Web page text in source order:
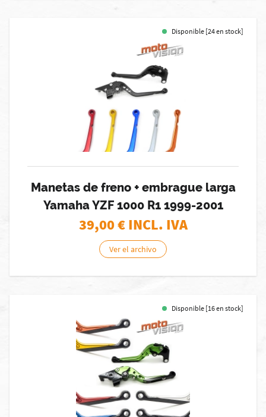
Disponible [24 en stock]
Manetas de freno + embrague larga
Yamaha YZF 1000 R1 1999-2001
39,00€ INCL. IVA
Ver el archivo
Disponible [16 en stock]